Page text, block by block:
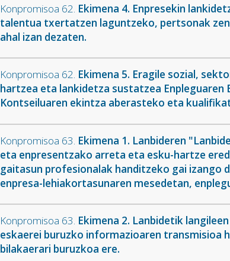
Konpromisoa 62. Ekimena 4. Enpresekin
talentua txertatzen laguntzeko, pertsonak
ahal izan dezaten.
Konpromisoa 62. Ekimena 5. Eragile sozial,
hartzea eta lankidetza sustatzea Enpleguaren
Kontseiluaren ekintza aberasteko eta
Konpromisoa 63. Ekimena 1. Lanbideren
eta enpresentzako arreta eta esku-hartze
gaitasun profesionalak handitzeko gai izango
enpresa-lehiakortasunaren mesedetan,
Konpromisoa 63. Ekimena 2. Lanbidetik
eskaerei buruzko informazioaren transmisioa
bilakaerari buruzkoa ere.